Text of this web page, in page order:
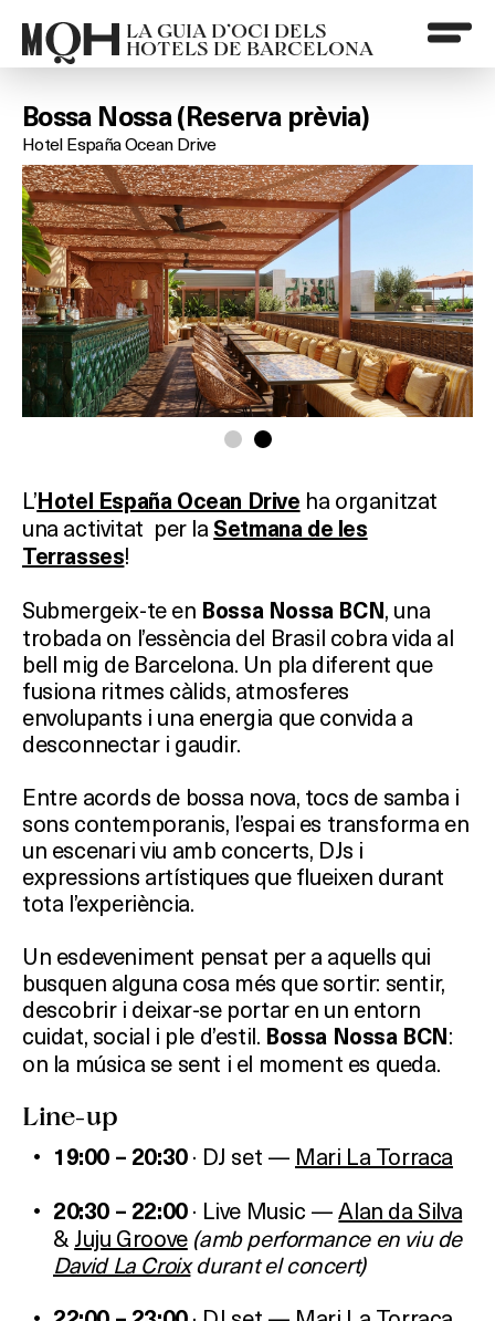
LA GUIA D’OCI DELS
HOTELS DE BARCELONA
Bossa Nossa (Reserva prèvia)
Hotel España Ocean Drive
L’Hotel España Ocean Drive ha organitzat
una activitat per la Setmana de les
Terrasses!
Submergeix-te en Bossa Nossa BCN, una
trobada on l’essència del Brasil cobra vida al
bell mig de Barcelona. Un pla diferent que
fusiona ritmes càlids, atmosferes
envolupants i una energia que convida a
desconnectar i gaudir.
Entre acords de bossa nova, tocs de samba i
sons contemporanis, l’espai es transforma en
un escenari viu amb concerts, DJs i
expressions artístiques que flueixen durant
tota l’experiència.
Un esdeveniment pensat per a aquells qui
busquen alguna cosa més que sortir: sentir,
descobrir i deixar-se portar en un entorn
cuidat, social i ple d’estil. Bossa Nossa BCN:
on la música se sent i el moment es queda.
Line-up
19:00 – 20:30· DJ set — Mari La Torraca
20:30 – 22:00· Live Music —Alan da Silva
& Juju Groove (amb performance en viu de
David La Croixdurant el concert)